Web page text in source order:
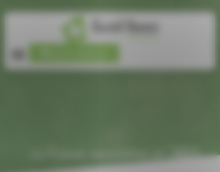
La France associative en 2025